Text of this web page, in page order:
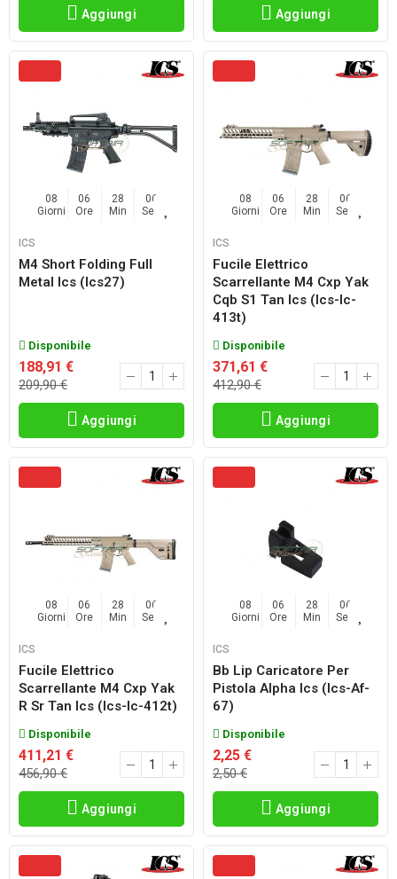
Aggiungi Aggiungi
08
Giorni
06
Ore
28
Min
04
Sec
ICS
M4 Short Folding Full
Metal Ics (ics27)
Disponibile
188,91 €
209,90 €
Aggiungi
08
Giorni
06
Ore
28
Min
04
Sec
ICS
Fucile Elettrico
Scarrellante M4 Cxp Yak
Cqb S1 Tan Ics (ics-Ic-
413t)
Disponibile
371,61 €
412,90 €
Aggiungi
08
Giorni
06
Ore
28
Min
04
Sec
ICS
Fucile Elettrico
Scarrellante M4 Cxp Yak
R Sr Tan Ics (ics-Ic-412t)
Disponibile
411,21 €
456,90 €
Aggiungi
08
Giorni
06
Ore
28
Min
04
Sec
ICS
Bb Lip Caricatore Per
Pistola Alpha Ics (ics-Af-
67)
Disponibile
2,25 €
2,50 €
Aggiungi